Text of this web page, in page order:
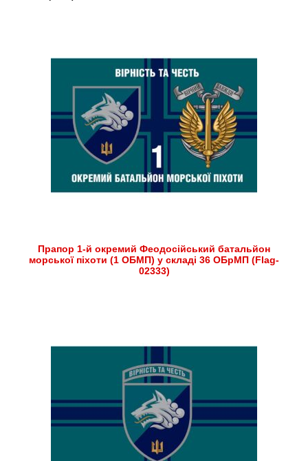
Прапор 1-й окремий Феодосійський батальйон
морської піхоти (1 ОБМП) у складі 36 ОБрМП (Flag-
02333)